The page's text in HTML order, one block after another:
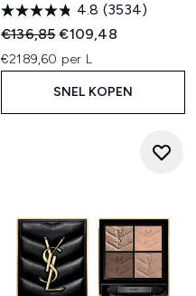
4.8 (3534)
Recommended Retail Price:
€136,85Huidige prijs:
€109,48
€2189,60 per L
SNEL KOPEN